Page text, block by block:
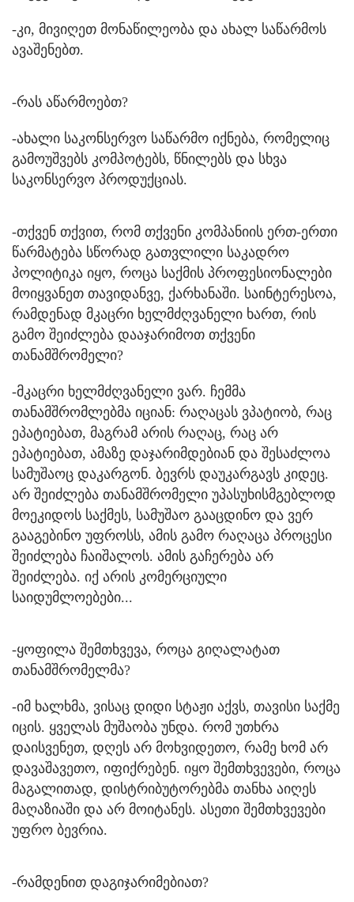
-კი, მივიღეთ მონაწილეობა და ახალ საწარმოს
ავაშენებთ.
-რას აწარმოებთ?
-ახალი საკონსერვო საწარმო იქნება, რომელიც
გამოუშვებს კომპოტებს, წნილებს და სხვა
საკონსერვო პროდუქციას.
-თქვენ თქვით, რომ თქვენი კომპანიის ერთ-ერთი
წარმატება სწორად გათვლილი საკადრო
პოლიტიკა იყო, როცა საქმის პროფესიონალები
მოიყვანეთ თავიდანვე, ქარხანაში. საინტერესოა,
რამდენად მკაცრი ხელმძღვანელი ხართ, რის
გამო შეიძლება დააჯარიმოთ თქვენი
თანამშრომელი?
-მკაცრი ხელმძღვანელი ვარ. ჩემმა
თანამშრომლებმა იციან: რაღაცას ვპატიობ, რაც
ეპატიებათ, მაგრამ არის რაღაც, რაც არ
ეპატიებათ, ამაზე დაჯარიმდებიან და შესაძლოა
სამუშაოც დაკარგონ. ბევრს დაუკარგავს კიდეც.
არ შეიძლება თანამშრომელი უპასუხისმგებლოდ
მოეკიდოს საქმეს, სამუშაო გააცდინო და ვერ
გააგებინო უფროსს, ამის გამო რაღაცა პროცესი
შეიძლება ჩაიშალოს. ამის გაჩერება არ
შეიძლება. იქ არის კომერციული
საიდუმლოებები...
-ყოფილა შემთხვევა, როცა გიღალატათ
თანამშრომელმა?
-იმ ხალხმა, ვისაც დიდი სტაჟი აქვს, თავისი საქმე
იცის. ყველას მუშაობა უნდა. რომ უთხრა
დაისვენეთ, დღეს არ მოხვიდეთო, რამე ხომ არ
დავაშავეთო, იფიქრებენ. იყო შემთხვევები, როცა
მაგალითად, დისტრიბუტორებმა თანხა აიღეს
მაღაზიაში და არ მოიტანეს. ასეთი შემთხვევები
უფრო ბევრია.
-რამდენით დაგიჯარიმებიათ?